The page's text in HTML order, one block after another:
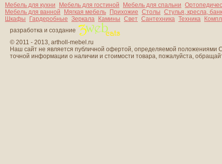
Мебель для кухни Мебель для гостиной Мебель для спальни
Мебель для ванной
Мягкая мебель Прихожие Столы Стулья, кресла,
Шкафы
Гардеробные Зеркала Камины Свет Сантехника Техника
разработка и создание
© 2011 - 2013, artholl-mebel.ru
Наш сайт не является публичной офертой, определяемой положениями
точной информации о наличии и стоимости товара, пожалуйста,